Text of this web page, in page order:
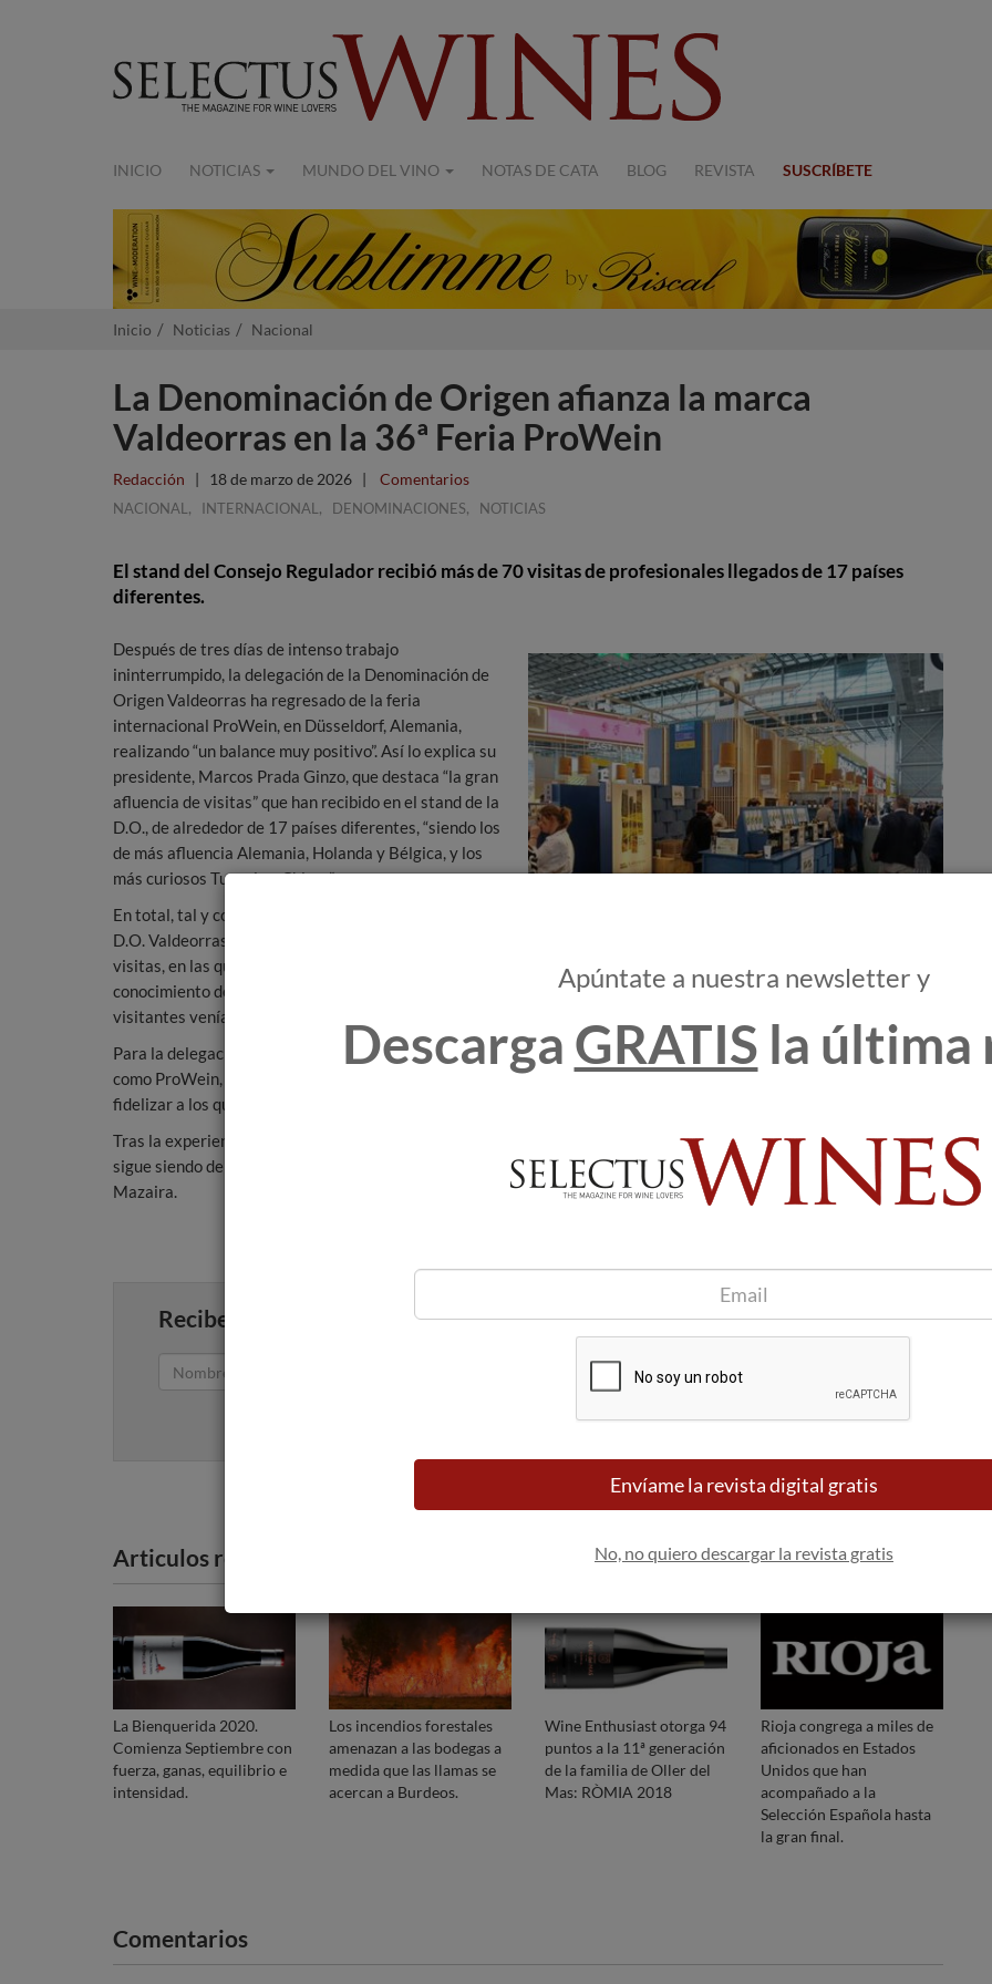
INICIO NOTICIAS MUNDO DEL VINO NOTAS DE CATA BLOG REVISTA SUSCRÍBETE
Inicio Noticias Nacional
La Denominación de Origen afianza la marca
Valdeorras en la 36ª Feria ProWein
Redacción | 18 de marzo de 2026 | Comentarios
NACIONAL , INTERNACIONAL , DENOMINACIONES, NOTICIAS
El stand del Consejo Regulador recibió más de 70 visitas de profesionales llegados de 17 países
diferentes.
Después de tres días de intenso trabajo
ininterrumpido, la delegación de la Denominación de
Origen Valdeorras ha regresado de la feria
internacional ProWein, en Düsseldorf, Alemania,
realizando “un balance muy positivo”. Así lo explica su
presidente, Marcos Prada Ginzo, que destaca “la gran
afluencia de visitas” que han recibido en el stand de la
D.O., de alrededor de 17 países diferentes, “siendo los
de más afluencia Alemania, Holanda y Bélgica, y los
más curiosos Turquía y Chipre”.
En total, tal y como apunta el director técnico de la
D.O. Valdeorras, Jorge Mazaira, “han sido más de 70
visitas, en las que hemos observado que hay
conocimiento de marca porque en varios casos, los
visitantes venían a probar 3 o 4 vinos específicos que ya conocían y quería probar, lo tenían claro”, cuenta.
Para la delegación de la D.O. Valdeorras, la razón principal de intensificar su presencia en ferias internacionales
como ProWein, no es otra que la de “promocionar la marca Valdeorras”, con la intención de “ampliar mercados y
fidelizar a los que ya tenemos”, explicó Prada Ginzo.
Tras la experiencia de este año, “las expectativas están claras: volveremos el año que viene a esta feria porque
sigue siendo de referencia, un punto de encuentro a nivel mundial de los importadores más importantes”, aseguró
Mazaira.
Recibe artículos como este en tu bandeja de entrada
Articulos recomendados
La Bienquerida 2020.
Comienza Septiembre con
fuerza, ganas, equilibrio e
intensidad.
Los incendios forestales
amenazan a las bodegas a
medida que las llamas se
acercan a Burdeos.
Wine Enthusiast otorga 94
puntos a la 11ª generación
de la familia de Oller del
Mas: RÒMIA 2018
Rioja congrega a miles de
aficionados en Estados
Unidos que han
acompañado a la
Selección Española hasta
la gran final.
Comentarios
Apúntate a nuestra newsletter y
Descarga GRATIS la última
Envíame la revista digital gratis
No, no quiero descargar la revista gratis